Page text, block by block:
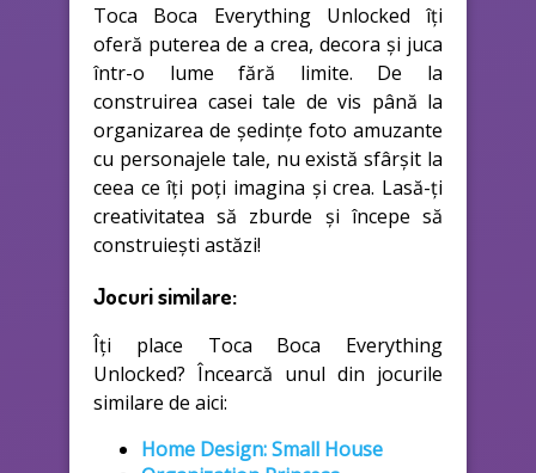
Toca Boca Everything Unlocked îți
oferă puterea de a crea, decora și juca
într-o lume fără limite. De la
construirea casei tale de vis până la
organizarea de ședințe foto amuzante
cu personajele tale, nu există sfârșit la
ceea ce îți poți imagina și crea. Lasă-ți
creativitatea să zburde și începe să
construiești astăzi!
Jocuri similare:
Îți place Toca Boca Everything
Unlocked? Încearcă unul din jocurile
similare de aici:
Home Design: Small House